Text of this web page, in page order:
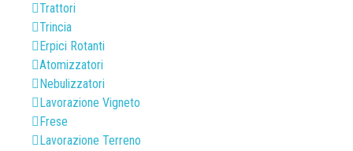
Trattori
Trincia
Erpici Rotanti
Atomizzatori
Nebulizzatori
Lavorazione Vigneto
Frese
Lavorazione Terreno